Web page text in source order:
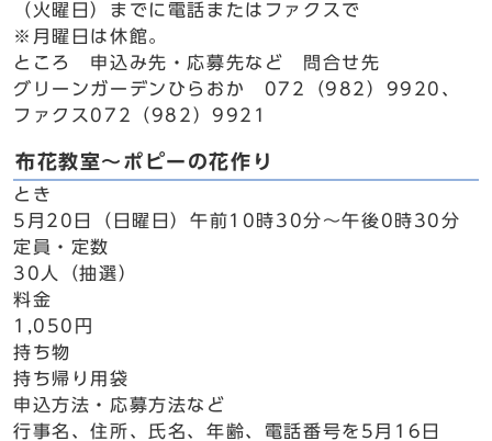
（火曜日）までに電話またはファクスで
※月曜日は休館。
ところ 申込み先・応募先など 問合せ先
グリーンガーデンひらおか 072（982）9920、
ファクス072（982）9921
布花教室～ポピーの花作り
とき
5月20日（日曜日）午前10時30分～午後0時30分
定員・定数
30人（抽選）
料金
1,050円
持ち物
持ち帰り用袋
申込方法・応募方法など
行事名、住所、氏名、年齢、電話番号を5月16日